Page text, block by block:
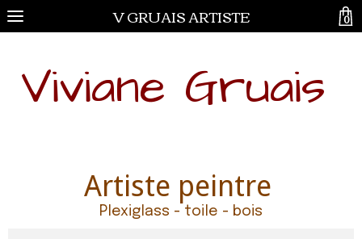
V GRUAIS ARTISTE
Viviane Gruais
Artiste peintre
Plexiglass - toile - bois
0